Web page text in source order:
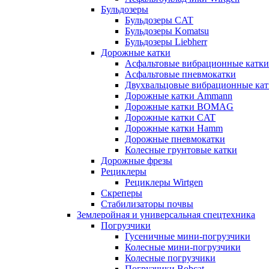
Бульдозеры
Бульдозеры CAT
Бульдозеры Komatsu
Бульдозеры Liebherr
Дорожные катки
Асфальтовые вибрационные катки
Асфальтовые пневмокатки
Двухвальцовые вибрационные
Дорожные катки Ammann
Дорожные катки BOMAG
Дорожные катки CAT
Дорожные катки Hamm
Дорожные пневмокатки
Колесные грунтовые катки
Дорожные фрезы
Рециклеры
Рециклеры Wirtgen
Скреперы
Стабилизаторы почвы
Землеройная и универсальная спецтехника
Погрузчики
Гусеничные мини-погрузчики
Колесные мини-погрузчики
Колесные погрузчики